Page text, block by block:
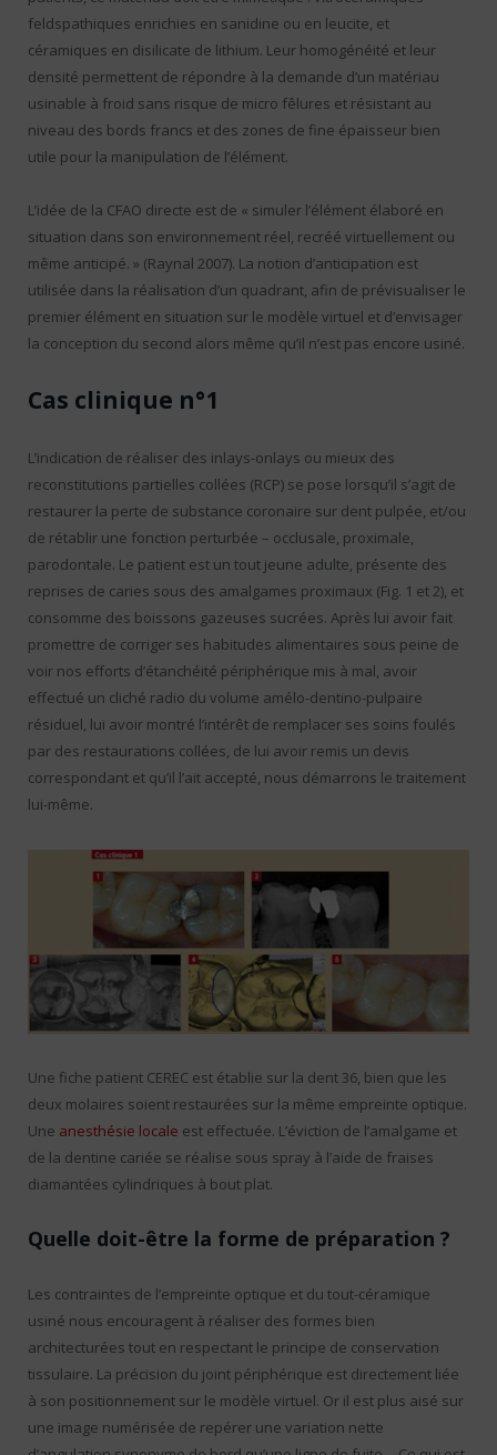
feldspathiques enrichies en sanidine ou en leucite, et
céramiques en disilicate de lithium. Leur homogénéité et leur
densité permettent de répondre à la demande d’un matériau
usinable à froid sans risque de micro fêlures et résistant au
niveau des bords francs et des zones de fine épaisseur bien
utile pour la manipulation de l’élément.
L’idée de la CFAO directe est de « simuler l’élément élaboré en
situation dans son environnement réel, recréé virtuellement ou
même anticipé. » (Raynal 2007). La notion d’anticipation est
utilisée dans la réalisation d’un quadrant, afin de prévisualiser le
premier élément en situation sur le modèle virtuel et d’envisager
la conception du second alors même qu’il n’est pas encore usiné.
Cas clinique n°1
L’indication de réaliser des inlays-onlays ou mieux des
reconstitutions partielles collées (RCP) se pose lorsqu’il s’agit de
restaurer la perte de substance coronaire sur dent pulpée, et/ou
de rétablir une fonction perturbée – occlusale, proximale,
parodontale. Le patient est un tout jeune adulte, présente des
reprises de caries sous des amalgames proximaux (Fig. 1 et 2), et
consomme des boissons gazeuses sucrées. Après lui avoir fait
promettre de corriger ses habitudes alimentaires sous peine de
voir nos efforts d’étanchéité périphérique mis à mal, avoir
effectué un cliché radio du volume amélo-dentino-pulpaire
résiduel, lui avoir montré l’intérêt de remplacer ses soins foulés
par des restaurations collées, de lui avoir remis un devis
correspondant et qu’il l’ait accepté, nous démarrons le traitement
lui-même.
Une fiche patient CEREC est établie sur la dent 36, bien que les
deux molaires soient restaurées sur la même empreinte optique.
Une anesthésie locale est effectuée. L’éviction de l’amalgame et
de la dentine cariée se réalise sous spray à l’aide de fraises
diamantées cylindriques à bout plat.
Quelle doit-être la forme de préparation ?
Les contraintes de l’empreinte optique et du tout-céramique
usiné nous encouragent à réaliser des formes bien
architecturées tout en respectant le principe de conservation
tissulaire. La précision du joint périphérique est directement liée
à son positionnement sur le modèle virtuel. Or il est plus aisé sur
une image numérisée de repérer une variation nette